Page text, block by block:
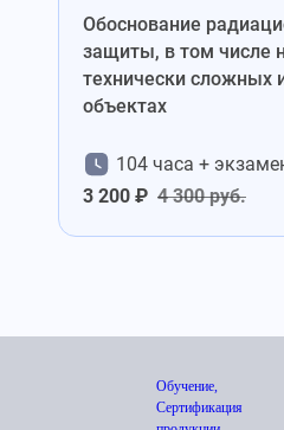
Обоснование
защиты, в том числе
технически сложных
объектах
104 часа +
3 200 ₽ 4 300 руб.
Обучение,
Сертификация